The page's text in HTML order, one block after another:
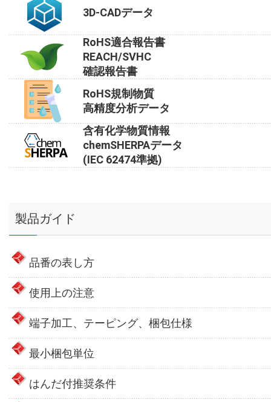
3D-CADデータ
RoHS適合報告書
REACH/SVHC
確認報告書
RoHS規制物質
高精度分析データ
含有化学物質情報
chemSHERPAデータ
(IEC 62474準拠)
製品ガイド
品番の表し方
使用上の注意
端子加工、テーピング、梱包仕様
最小梱包単位
はんだ付推奨条件